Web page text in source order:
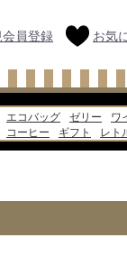
会員登録 お気
エコバッグ ゼリー ワ
コーヒー
ギフト レト